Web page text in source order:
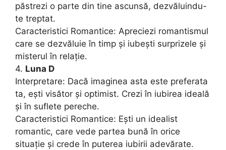
păstrezi o parte din tine ascunsă, dezvăluindu-
te treptat.
Caracteristici Romantice: Apreciezi romantismul
care se dezvăluie în timp și iubești surprizele și
misterul în relație.
4. Luna D
Interpretare: Dacă imaginea asta este preferata
ta, ești visător și optimist. Crezi în iubirea ideală
și în suflete pereche.
Caracteristici Romantice: Ești un idealist
romantic, care vede partea bună în orice
situație și crede în puterea iubirii adevărate.